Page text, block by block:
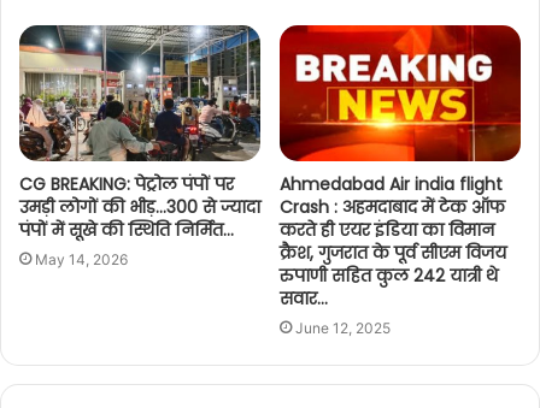
CG BREAKING: पेट्रोल पंपों पर
उमड़ी लोगों की भीड़…300 से ज्यादा
पंपों में सूखे की स्थिति निर्मित…
May 14, 2026
Ahmedabad Air india flight
Crash : अहमदाबाद में टेक ऑफ
करते ही एयर इंडिया का विमान
क्रैश, गुजरात के पूर्व सीएम विजय
रुपाणी सहित कुल 242 यात्री थे
सवार…
June 12, 2025